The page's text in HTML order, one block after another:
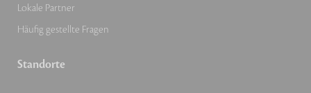
Lokale Partner
Häufig gestellte Fragen
Standorte